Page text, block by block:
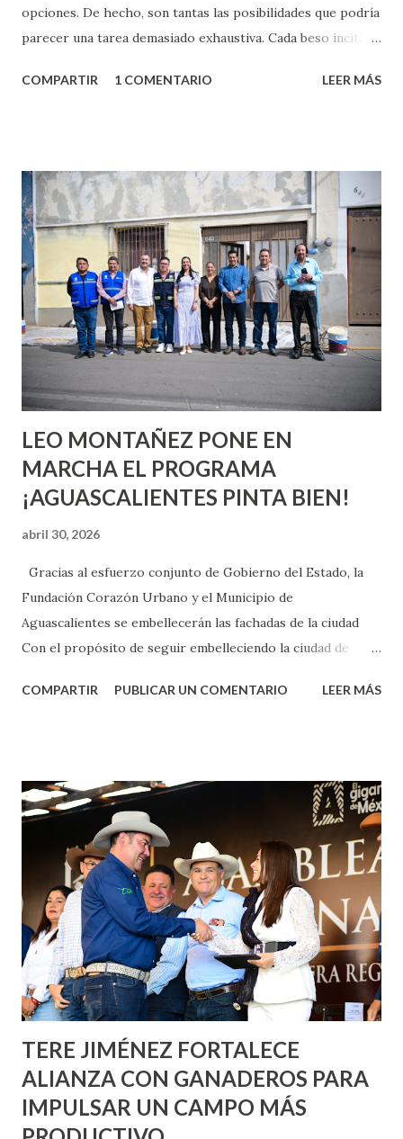
opciones. De hecho, son tantas las posibilidades que podría
parecer una tarea demasiado exhaustiva. Cada beso incita
partes de ti que jamás hubieras imaginado. El problema es
conoces ni la mitad de lo que deberías saber. Pero incluso
quienes ya han tenido relaciones sexuales no son expertos
o expertas en el tema. Siempre hay algo nuevo que
aprender y nuevas experiencias que conocer. Si eres una
chica y aún no has tenido relaciones sexuales, tal vez
pienses que el sexo será increíble y no puedas esperar para
experimentarlo, pero como cualquier persona con
experiencia te dirá, siempre es mejor cuando ambas partes
son suficientemen...
COMPARTIR 1 COMENTARIO LEER MÁS
LEO MONTAÑEZ PONE EN
MARCHA EL PROGRAMA
¡AGUASCALIENTES PINTA BIEN!
abril 30, 2026
Gracias al esfuerzo conjunto de Gobierno del Estado, la
Fundación Corazón Urbano y el Municipio de
Aguascalientes se embellecerán las fachadas de la ciudad
Con el propósito de seguir embelleciendo la ciudad de
municipal, Leo Montañez dio inicio al programa
Corazón Urbano y el Municipio capital. Leo Montañez
informó que en este programa se usarán cerca de 90 mil
metros cuadrados de pintura, para dar inicio en la calle
Nieto, entre Jesús F. Elizondo y la calle 22 de Octubre, con
lo que se aplicará pintura en 66 casas. Posteriormente se
llevará este programa a Villas de Nuestra Señora de la
Asunción, Avenida Alameda y Decreto 27 de Septiembre, en
los edificios FOVISSSTE Ojo de Agua, en la comunidad
Norias de Paso Hondo y en los edificios de...
COMPARTIR PUBLICAR UN COMENTARIO LEER MÁS
TERE JIMÉNEZ FORTALECE
ALIANZA CON GANADEROS PARA
IMPULSAR UN CAMPO MÁS